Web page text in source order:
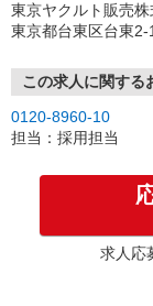
東京ヤクルト販売株
東京都台東区台東2-
この求人に関する
0120-8960-10
担当：採用担当
求人応